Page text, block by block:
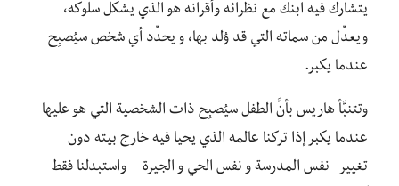
يتشارك فيه ابنك مع نظرائه وأقرانه هو الذي يشكِّل سلوكه،
ويعدِّل من سماته التي قد وُلد بها، و يحدِّد أي شخص سيُصبِح
عندما يكبر.
وتتنبَّأ هاريس بأنَّ الطفل سيُصبِح ذات الشخصية التي هو عليها
عندما يكبر إذا تركنا عالمه الذي يحيا فيه خارج بيته دون
تغيير- نفس المدرسة و نفس الحي و الجيرة – واستبدلنا فقط